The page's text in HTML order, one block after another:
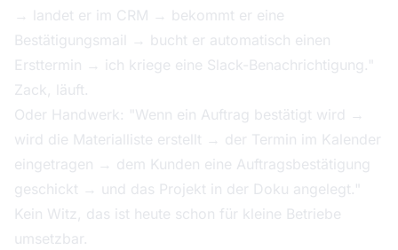
→ landet er im CRM → bekommt er eine
Bestätigungsmail → bucht er automatisch einen
Ersttermin → ich kriege eine Slack-Benachrichtigung."
Zack, läuft.
Oder Handwerk: "Wenn ein Auftrag bestätigt wird →
wird die Materialliste erstellt → der Termin im Kalender
eingetragen → dem Kunden eine Auftragsbestätigung
geschickt → und das Projekt in der Doku angelegt."
Kein Witz, das ist heute schon für kleine Betriebe
umsetzbar.